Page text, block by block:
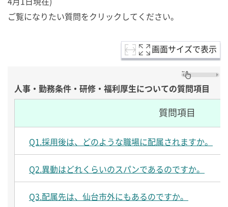
ご覧になりたい質問をクリックしてください。
画面サイズで表示
人事・勤務条件・研修・福利厚生についての質問項目
質問項目
Q1.採用後は、どのような職場に配属されますか。
Q2.異動はどれくらいのスパンであるのですか。
Q3.配属先は、仙台市外にもあるのですか。